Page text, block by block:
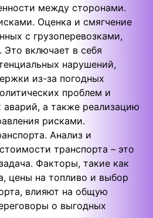
между сторонами.
Оценка и смягчение
с грузоперевозками,
Это включает в себя
нарушений,
из-за погодных
проблем и
аварий, а также реализацию
рисками.
Анализ и
транспорта – это
Факторы, такие как
цены на топливо и выбор
влияют на общую
о выгодных